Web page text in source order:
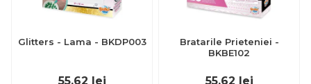
Glitters - Lama - BKDP003
55.62 lei
Bratarile Prieteniei -
BKBE102
55.62 lei